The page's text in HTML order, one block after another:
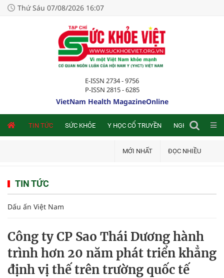
Thứ Sáu 07/08/2026 16:07
E-ISSN 2734 - 9756
P-ISSN 2815 - 6285
VietNam Health MagazineOnline
TIN TỨC SỨC KHỎE Y HỌC CỔ TRUYỀN NGHIÊN CỨU
MỚI NHẤT ĐỌC NHIỀU
TIN TỨC
Dấu ấn Việt Nam
Công ty CP Sao Thái Dương hành
trình hơn 20 năm phát triển khẳng
định vị thế trên trường quốc tế